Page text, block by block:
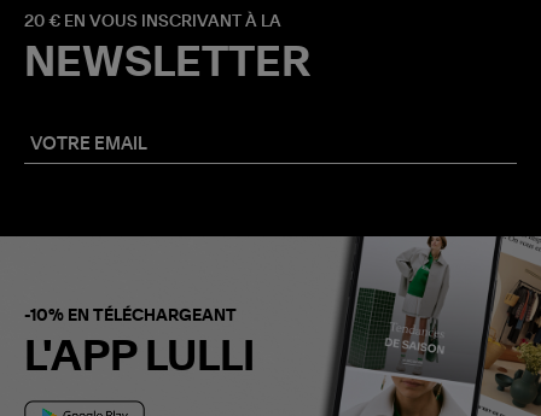
20 € EN VOUS INSCRIVANT À LA
NEWSLETTER
-10% EN TÉLÉCHARGEANT
L'APP LULLI